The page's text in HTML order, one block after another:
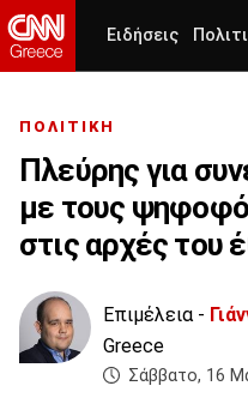
Ειδήσεις
ΠΟΛΙΤΙΚΗ
Πλεύρης για
με τους
στις αρχές του
Επιμέλεια -
Greece
Σάββατο, 16